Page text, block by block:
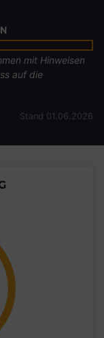
mit Hinweisen
auf die
Stand 01.06.2026